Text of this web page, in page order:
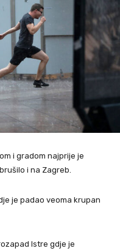
i gradom najprije je
i na Zagreb.
je padao veoma krupan
Istre gdje je